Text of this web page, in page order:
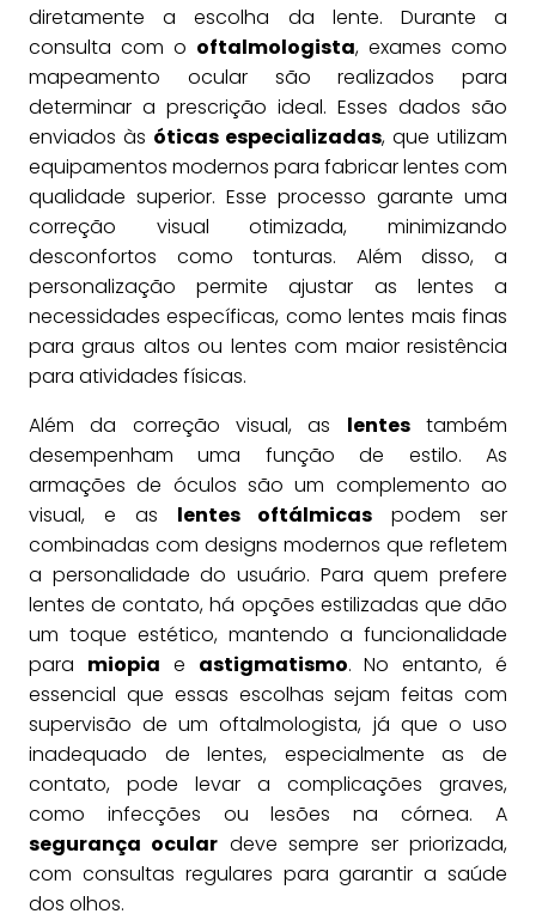
diretamente a escolha da lente. Durante a
consulta com o oftalmologista, exames como
mapeamento ocular são realizados para
determinar a prescrição ideal. Esses dados são
enviados às óticas especializadas, que utilizam
equipamentos modernos para fabricar lentes com
qualidade superior. Esse processo garante uma
correção visual otimizada, minimizando
desconfortos como tonturas. Além disso, a
personalização permite ajustar as lentes a
necessidades específicas, como lentes mais finas
para graus altos ou lentes com maior resistência
para atividades físicas.
Além da correção visual, as lentestambém
desempenham uma função de estilo. As
armações de óculos são um complemento ao
visual, e as lentes oftálmicas podem ser
combinadas com designs modernos que refletem
a personalidade do usuário. Para quem prefere
lentes de contato, há opções estilizadas que dão
um toque estético, mantendo a funcionalidade
para miopia e astigmatismo. No entanto, é
essencial que essas escolhas sejam feitas com
supervisão de um oftalmologista, já que o uso
inadequado de lentes, especialmente as de
contato, pode levar a complicações graves,
como infecções ou lesões na córnea. A
segurança ocular deve sempre ser priorizada,
com consultas regulares para garantir a saúde
dos olhos.